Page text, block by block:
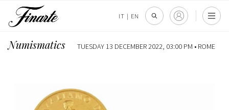
IT | EN
Numismatics TUESDAY 13 DECEMBER 2022, 03:00 PM • ROME